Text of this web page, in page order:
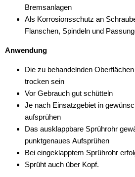
Bremsanlagen
Als Korrosionsschutz an
Flanschen, Spindeln und
Anwendung
Die zu behandelnden
trocken sein
Vor Gebrauch gut schütteln
Je nach Einsatzgebiet in
aufsprühen
Das ausklappbare Sprührohr
punktgenaues Aufsprühen
Bei eingeklapptem Sprührohr
Sprüht auch über Kopf.